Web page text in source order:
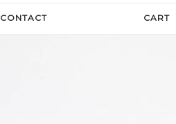
CONTACT CART